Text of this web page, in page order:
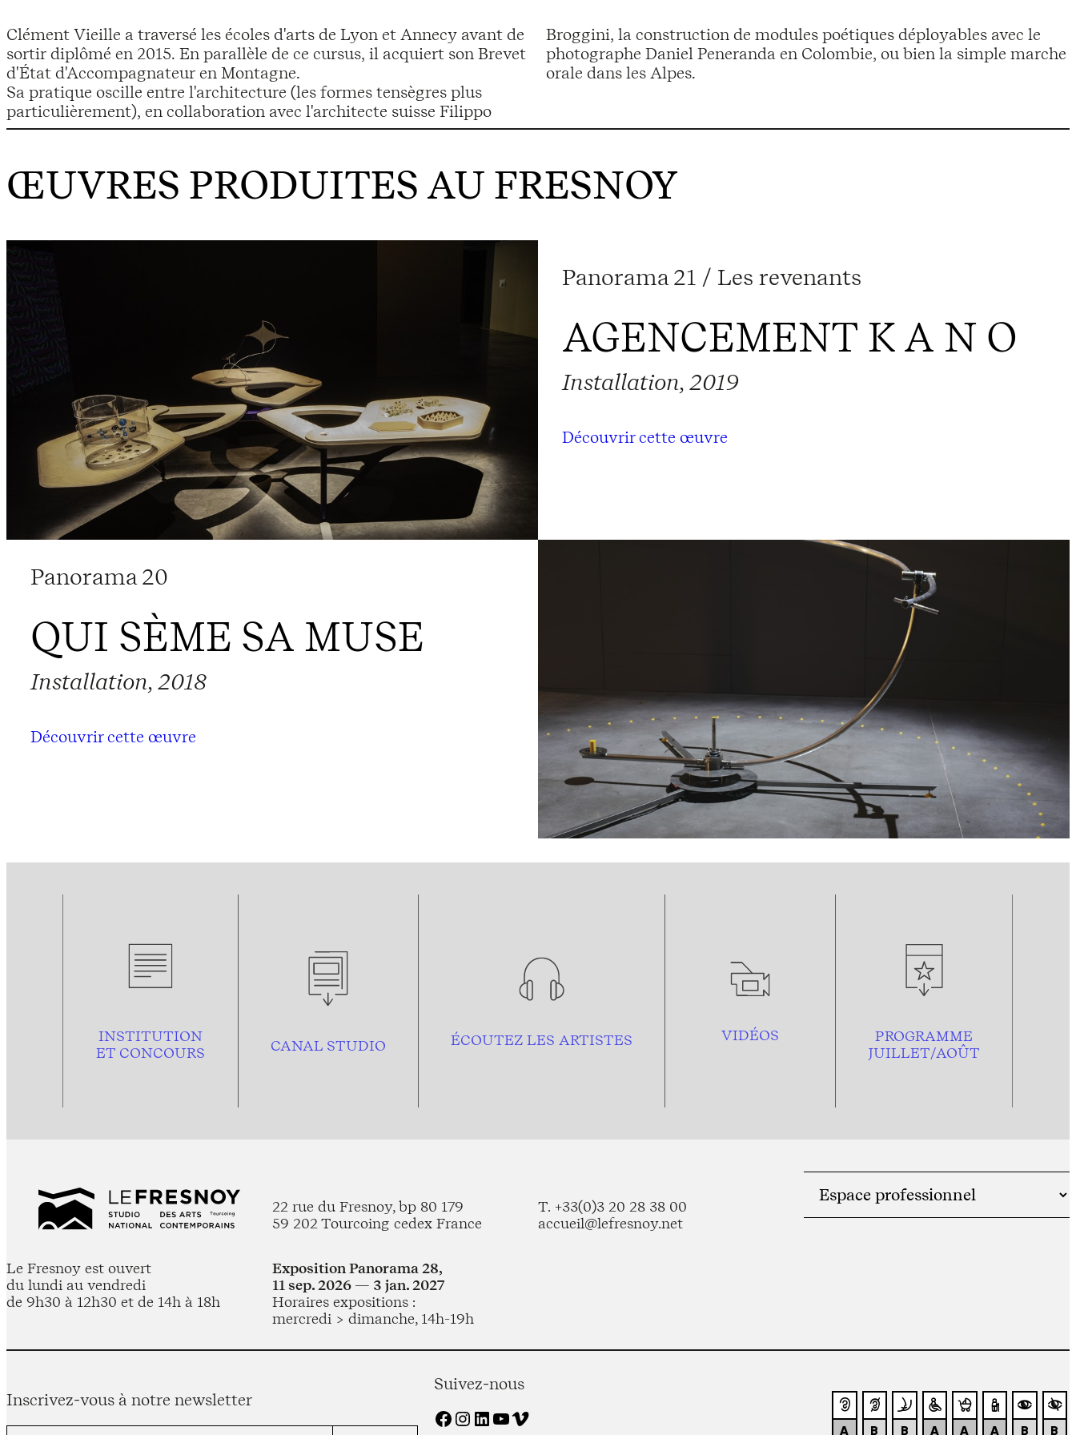
Clément Vieille a traversé les écoles d'arts de Lyon et Annecy avant de
sortir diplômé en 2015. En parallèle de ce cursus, il acquiert son Brevet
d'État d'Accompagnateur en Montagne.
Sa pratique oscille entre l'architecture (les formes tensègres plus
particulièrement), en collaboration avec l'architecte suisse Filippo
Broggini, la construction de modules poétiques déployables avec le
photographe Daniel Peneranda en Colombie, ou bien la simple marche
orale dans les Alpes.
ŒUVRES PRODUITES AU FRESNOY
Panorama 21 / Les revenants
AGENCEMENT K A N O
Installation, 2019
Découvrir cette œuvre
Panorama 20
QUI SÈME SA MUSE
Installation, 2018
Découvrir cette œuvre
INSTITUTION
ET CONCOURS
CANAL STUDIO ÉCOUTEZ LES ARTISTES VIDÉOS
PROGRAMME
JUILLET/AOÛT
22 rue du Fresnoy, bp 80 179
59 202 Tourcoing cedex France
T. +33(0)3 20 28 38 00
accueil@lefresnoy.net
Le Fresnoy est ouvert
du lundi au vendredi
de 9h30 à 12h30 et de 14h à 18h
Exposition Panorama 28,
11 sep. 2026 — 3 jan. 2027
Horaires expositions :
mercredi > dimanche, 14h-19h
Inscrivez-vous à notre newsletter
Suivez-nous
Facebook Instagram LinkedIn YouTube Vimeo